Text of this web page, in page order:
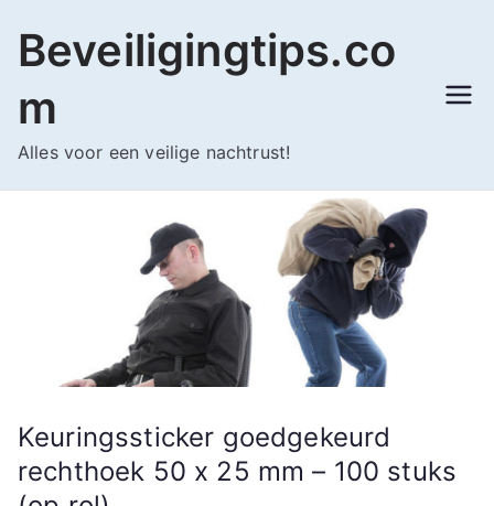
naar
inhoud
Beveiligingtips.co
m
Alles voor een veilige nachtrust!
Keuringssticker goedgekeurd
rechthoek 50 x 25 mm – 100 stuks